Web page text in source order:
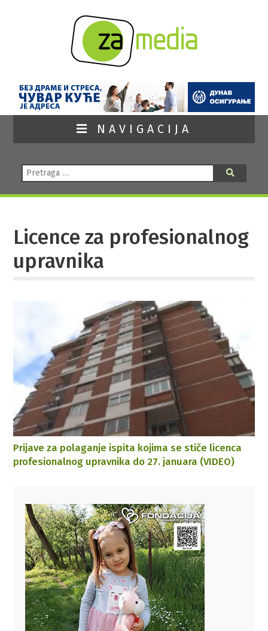
NAVIGACIJA
Pretraga:
Licence za profesionalnog
upravnika
Prijave za polaganje ispita kojima se stiče licenca
profesionalnog upravnika do 27. januara (VIDEO)